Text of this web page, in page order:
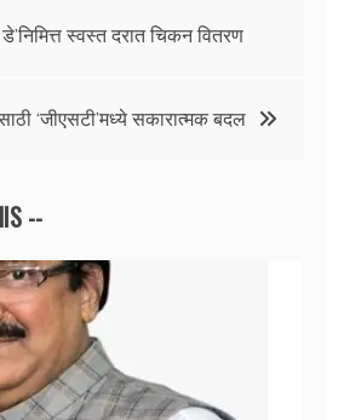
स्वस्त दरात चिकन वितरण
‘जीएसटी’मध्ये सकारात्मक बदल
--